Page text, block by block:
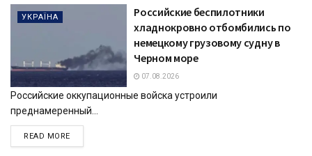
УКРАЇНА
Российские беспилотники
хладнокровно отбомбились по
немецкому грузовому судну в
Черном море
07.08.2026
Российские оккупационные войска устроили
преднамеренный...
READ MOREDETAILS